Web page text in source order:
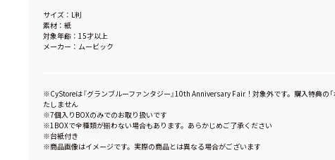
サイズ：L判
素材：紙
対象年齢：15才以上
メーカー：ムービック
※CyStoreは『グランブルーファンタジー』10th Anniversary Fair！対象外です。購入特典の「
たしません
※7個入りBOXのみでのお取り扱いです
※1BOXで全種類が揃わない場合もあります。あらかじめご了承ください
※台紙付き
※商品画像はイメージです。実際の商品とは異なる場合がございます